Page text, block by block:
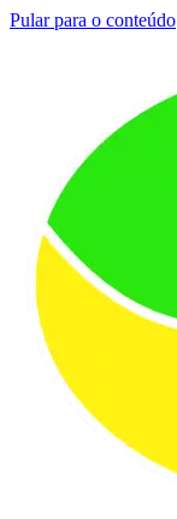
Pular para o conteúdo